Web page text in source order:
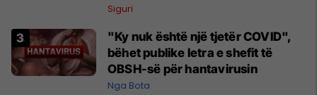
Siguri
"Ky nuk është një tjetër COVID",
bëhet publike letra e shefit të
OBSH-së për hantavirusin
Nga Bota